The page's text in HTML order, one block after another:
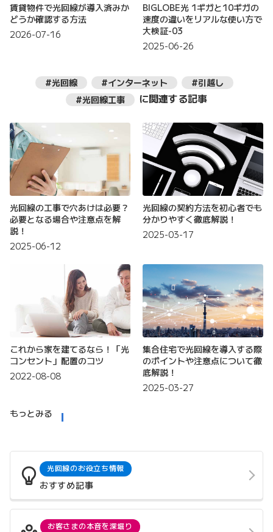
賃貸物件で光回線が導入済みか
どうか確認する方法
2026-07-16
BIGLOBE光 1ギガと10ギガの
速度の違いをリアルな使い方で
大検証-03
2025-06-26
#光回線 #インターネット
#引越し
#光回線工事
に関連する記事
光回線の工事で穴あけは必要？
必要となる場合や注意点を解
説！
2025-06-12
光回線の契約方法を初心者でも
分かりやすく徹底解説！
2025-03-17
これから家を建てるなら！「光
コンセント」配置のコツ
2022-08-08
集合住宅で光回線を導入する際
のポイントや注意点について徹
底解説！
2025-03-27
もっとみる
光回線のお役立ち情報
おすすめ記事
お客さまの本音を深堀り